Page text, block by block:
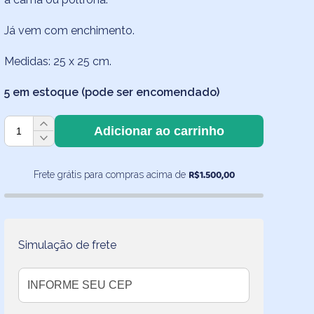
Já vem com enchimento.
Medidas: 25 x 25 cm.
5 em estoque (pode ser encomendado)
Almofadinha
Poá
25x25
cm
Adicionar ao carrinho
Frete grátis para compras acima de R$1.500,00
Simulação de frete